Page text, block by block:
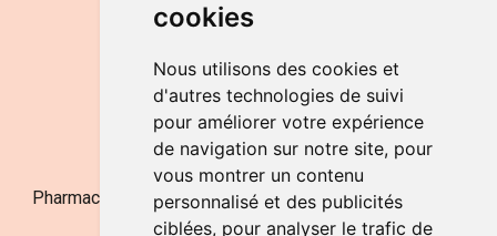
cookies
Nous utilisons des cookies et
d'autres technologies de suivi
pour améliorer votre expérience
de navigation sur notre site, pour
vous montrer un contenu
personnalisé et des publicités
ciblées, pour analyser le trafic de
LE SAMEDI
de 9h à 12h30
NOUS CONTACTER
Pharmacie Jufarma - Fatima Abachra - APB 521704 - N°
Entreprise BE0882-700-592